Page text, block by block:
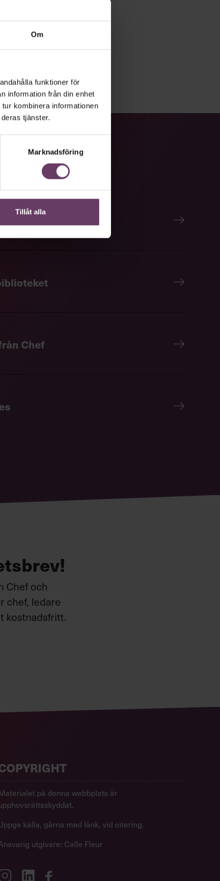
Om
funktioner för
information från din enhet
kombinera informationen
tjänster.
Marknadsföring
Tillåt alla
Chef
Chef och
chef, ledare
kostnadsfritt.
på denna webbplats är
källa, gärna med länk, vid citering.
utgivare: Calle Fleur